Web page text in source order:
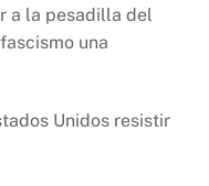
a la pesadilla del
una
Unidos resistir